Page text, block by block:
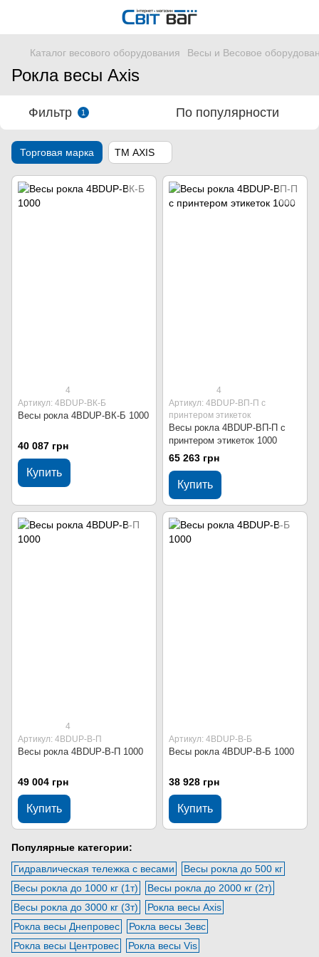
Каталог весового оборудования Весы и Весовое
Рокла весы Axis
Фильтр 1 По популярности
Торговая марка ТМ AXIS
4
Артикул: 4BDUР-ВК-Б
Весы рокла 4BDUР-ВК-Б 1000
40 087 грн
Купить
4
Артикул: 4BDUР-ВП-П с
принтером этикеток
Весы рокла 4BDUР-ВП-П с
принтером этикеток 1000
65 263 грн
Купить
4
Артикул: 4BDUP-В-П
Весы рокла 4BDUP-В-П 1000
49 004 грн
Купить
Артикул: 4BDUP-В-Б
Весы рокла 4BDUP-В-Б 1000
38 928 грн
Купить
Популярные категории:
Гидравлическая тележка с весами
Весы рокла до 500 кг
Весы рокла до 1000 кг (1т)
Весы рокла до 2000 кг (2т)
Весы рокла до 3000 кг (3т)
Рокла весы Axis
Рокла весы Днепровес
Рокла весы Зевс
Рокла весы Центровес
Рокла весы Vis